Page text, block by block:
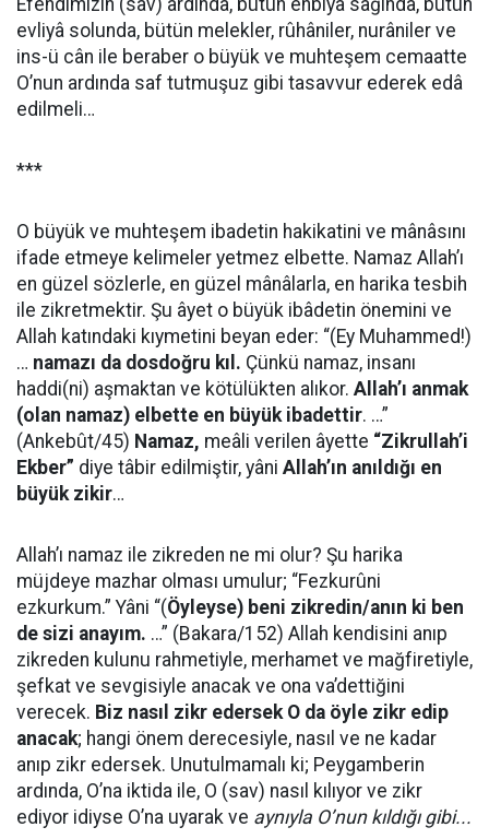
Efendimizin (sav) ardında, bütün enbiyâ sağında, bütün
evliyâ solunda, bütün melekler, rûhâniler, nurâniler ve
ins-ü cân ile beraber o büyük ve muhteşem cemaatte
O’nun ardında saf tutmuşuz gibi tasavvur ederek edâ
edilmeli…
***
O büyük ve muhteşem ibadetin hakikatini ve mânâsını
ifade etmeye kelimeler yetmez elbette. Namaz Allah’ı
en güzel sözlerle, en güzel mânâlarla, en harika tesbih
ile zikretmektir. Şu âyet o büyük ibâdetin önemini ve
Allah katındaki kıymetini beyan eder: “(Ey Muhammed!)
… namazı da dosdoğru kıl. Çünkü namaz, insanı
haddi(ni) aşmaktan ve kötülükten alıkor. Allah’ı anmak
(olan namaz) elbette en büyük ibadettir. …”
(Ankebût/45) Namaz, meâli verilen âyette “Zikrullah’i
Ekber” diye tâbir edilmiştir, yâni Allah’ın anıldığı en
büyük zikir…
Allah’ı namaz ile zikreden ne mi olur? Şu harika
müjdeye mazhar olması umulur; “Fezkurûni
ezkurkum.” Yâni “(Öyleyse) beni zikredin/anın ki ben
de sizi anayım. …” (Bakara/152) Allah kendisini anıp
zikreden kulunu rahmetiyle, merhamet ve mağfiretiyle,
şefkat ve sevgisiyle anacak ve ona va’dettiğini
verecek. Biz nasıl zikr edersek O da öyle zikr edip
anacak; hangi önem derecesiyle, nasıl ve ne kadar
anıp zikr edersek. Unutulmamalı ki; Peygamberin
ardında, O’na iktida ile, O (sav) nasıl kılıyor ve zikr
ediyor idiyse O’na uyarak ve aynıyla O’nun kıldığı gibi...